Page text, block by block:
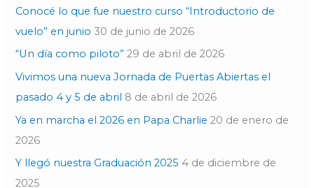
p
o
r
Conocé lo que fue nuestro curso “Introductorio de
vuelo” en junio 30 de junio de 2026
“Un día como piloto” 29 de abril de 2026
Vivimos una nueva Jornada de Puertas Abiertas el
pasado 4 y 5 de abril 8 de abril de 2026
Ya en marcha el 2026 en Papa Charlie 20 de enero de
2026
Y llegó nuestra Graduación 2025 4 de diciembre de
2025